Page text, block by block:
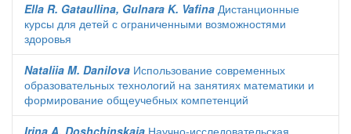
Ella R. Gataullina, Gulnara K. Vafina Дистанционные
курсы для детей с ограниченными возможностями
здоровья
Nataliia M. Danilova Использование современных
образовательных технологий на занятиях математики и
формирование общеучебных компетенций
Irina A. Doshchinskaia Научно-исследовательская